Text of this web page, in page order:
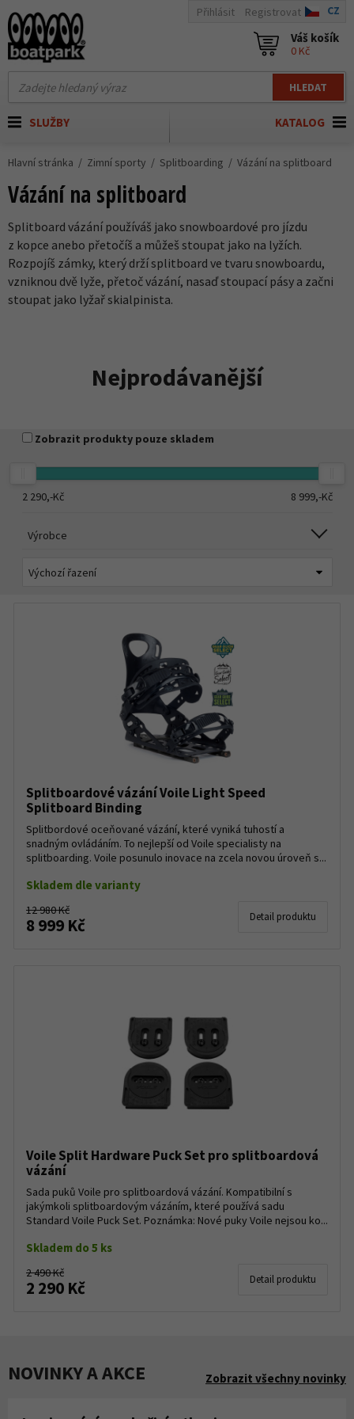
HLEDAT
Přihlásit Registrovat CZ
Váš košík
0 Kč
KATALOG
SLUŽBY
Hlavní stránka Zimní sporty Splitboarding Vázání na splitboard
Vázání na splitboard
Splitboard vázání používáš jako snowboardové pro jízdu
z kopce anebo přetočíš a můžeš stoupat jako na lyžích.
Rozpojíš zámky, který drží splitboard ve tvaru snowboardu,
vzniknou dvě lyže, přetoč vázání, nasaď stoupací pásy a začni
stoupat jako lyžař skialpinista.
Nejprodávanější
Zobrazit produkty pouze skladem
2 290,-Kč 8 999,-Kč
Výrobce
Splitboardové vázání Voile Light Speed
Splitboard Binding
Splitbordové oceňované vázání, které vyniká tuhostí a
snadným ovládáním. To nejlepší od Voile specialisty na
splitboarding. Voile posunulo inovace na zcela novou úroveň s...
Skladem dle varianty
12 980 Kč
8 999 Kč Detail produktu
Voile Split Hardware Puck Set pro splitboardová
vázání
Sada puků Voile pro splitboardová vázání. Kompatibilní s
jakýmkoli splitboardovým vázáním, které používá sadu
Standard Voile Puck Set. Poznámka: Nové puky Voile nejsou ko...
Skladem do 5 ks
2 490 Kč
2 290 Kč Detail produktu
NOVINKY A AKCE Zobrazit všechny novinky